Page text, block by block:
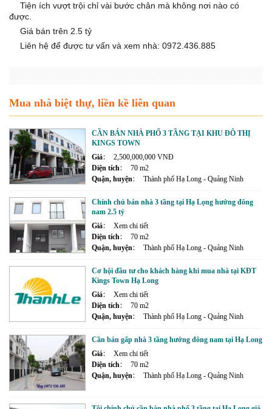
👉Tiện ích vượt trội chỉ vài bước chân mà không nơi nào có
được.
Giá bán trên 2.5 tỷ
🙋‍♂️Liên hệ để được tư vấn và xem nhà: 0972.436.885
Mua nhà biệt thự, liền kề liên quan
CẦN BÁN NHÀ PHỐ 3 TẦNG TẠI KHU ĐÔ THỊ
KINGS TOWN
Giá
2,500,000,000 VNĐ
Diện tích
70 m2
Quận, huyện
Thành phố Hạ Long - Quảng Ninh
Chính chủ bán nhà 3 tầng tại Hạ Lọng hướng đông
nam 2.5 tỷ
Giá
Xem chi tiết
Diện tích
70 m2
Quận, huyện
Thành phố Hạ Long - Quảng Ninh
Cơ hội đầu tư cho khách hàng khi mua nhà tại KĐT
Kings Town Hạ Long
Giá
Xem chi tiết
Diện tích
70 m2
Quận, huyện
Thành phố Hạ Long - Quảng Ninh
Cần bán gấp nhà 3 tầng hướng đông nam tại Hạ Long
Giá
Xem chi tiết
Diện tích
70 m2
Quận, huyện
Thành phố Hạ Long - Quảng Ninh